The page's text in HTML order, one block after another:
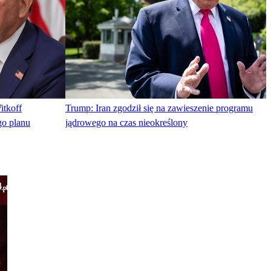
planu
Trump: Iran zgodził się na zawieszenie programu
jądrowego na czas nieokreślony